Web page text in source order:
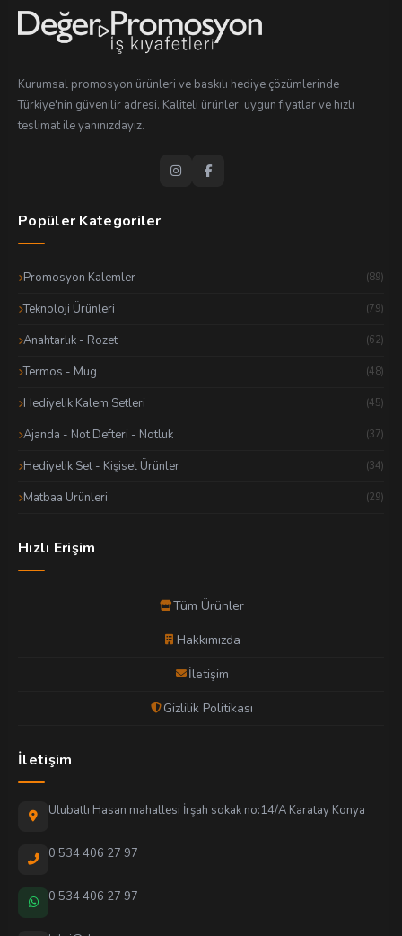
Kurumsal promosyon ürünleri ve baskılı hediye çözümlerinde
Türkiye'nin güvenilir adresi. Kaliteli ürünler, uygun fiyatlar ve hızlı
teslimat ile yanınızdayız.
Popüler Kategoriler
Promosyon Kalemler (89)
Teknoloji Ürünleri (79)
Anahtarlık - Rozet (62)
Termos - Mug (48)
Hediyelik Kalem Setleri (45)
Ajanda - Not Defteri - Notluk (37)
Hediyelik Set - Kişisel Ürünler (34)
Matbaa Ürünleri (29)
Hızlı Erişim
Tüm Ürünler
Hakkımızda
İletişim
Gizlilik Politikası
İletişim
Ulubatlı Hasan mahallesi İrşah sokak no:14/A Karatay Konya
0 534 406 27 97
0 534 406 27 97